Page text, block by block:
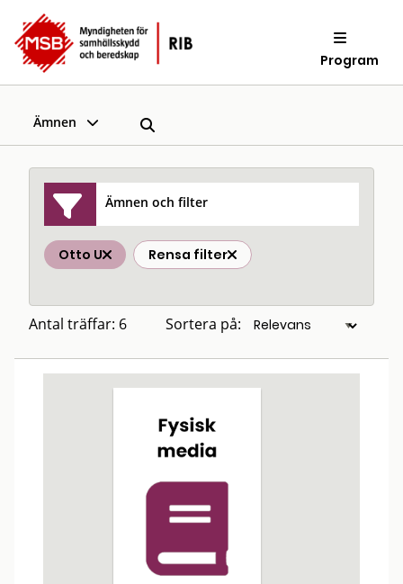
Program
Ämnen
Ämnen och filter
Otto U Rensa filter
Antal träffar: 6 Sortera på: